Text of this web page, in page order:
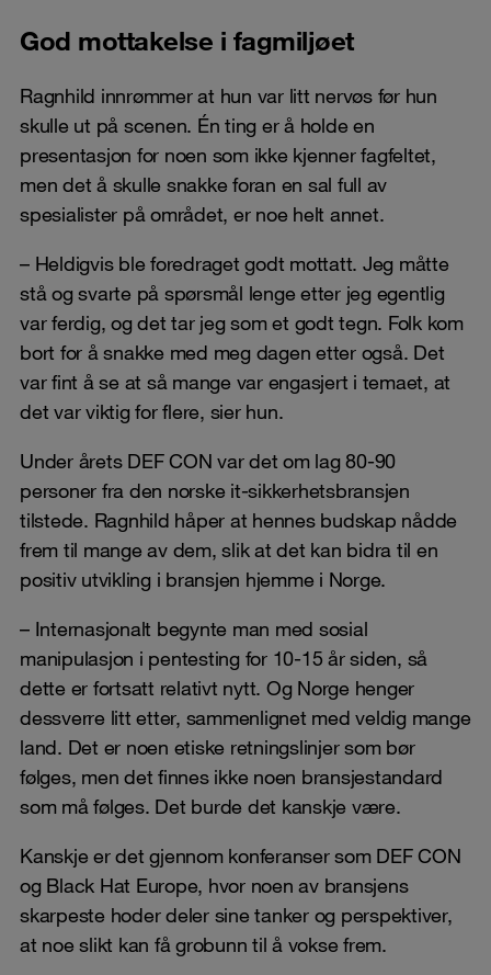
God mottakelse i fagmiljøet
Ragnhild innrømmer at hun var litt nervøs før hun
skulle ut på scenen. Én ting er å holde en
presentasjon for noen som ikke kjenner fagfeltet,
men det å skulle snakke foran en sal full av
spesialister på området, er noe helt annet.
– Heldigvis ble foredraget godt mottatt. Jeg måtte
stå og svarte på spørsmål lenge etter jeg egentlig
var ferdig, og det tar jeg som et godt tegn. Folk kom
bort for å snakke med meg dagen etter også. Det
var fint å se at så mange var engasjert i temaet, at
det var viktig for flere, sier hun.
Under årets DEF CON var det om lag 80-90
personer fra den norske it-sikkerhetsbransjen
tilstede. Ragnhild håper at hennes budskap nådde
frem til mange av dem, slik at det kan bidra til en
positiv utvikling i bransjen hjemme i Norge.
– Internasjonalt begynte man med sosial
manipulasjon i pentesting for 10-15 år siden, så
dette er fortsatt relativt nytt. Og Norge henger
dessverre litt etter, sammenlignet med veldig mange
land. Det er noen etiske retningslinjer som bør
følges, men det finnes ikke noen bransjestandard
som må følges. Det burde det kanskje være.
Kanskje er det gjennom konferanser som DEF CON
og Black Hat Europe, hvor noen av bransjens
skarpeste hoder deler sine tanker og perspektiver,
at noe slikt kan få grobunn til å vokse frem.